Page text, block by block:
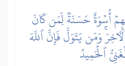
أُسۡوَةٌ حَسَنَةٞ لِّمَن كَانَ
وَمَن يَتَوَلَّ فَإِنَّ ٱللَّهَ
ٱلۡحَمِيدُ